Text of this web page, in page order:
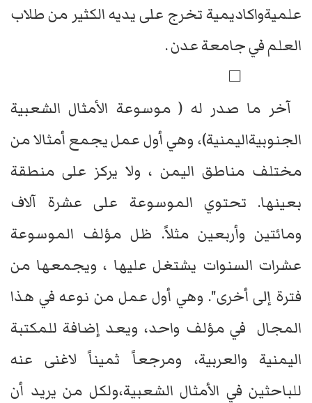
علميةواكاديمية تخرج على يديه الكثير من طلاب
العلم في جامعة عدن .
□
آخر ما صدر له ( موسوعة الأمثال الشعبية
الجنوبيةاليمنية)، وهي أول عمل يجمع أمثالا من
مختلف مناطق اليمن ، ولا يركز على منطقة
بعينها. تحتوي الموسوعة على عشرة آلاف
ومائتين وأربعين مثلاً. ظل مؤلف الموسوعة
عشرات السنوات يشتغل عليها ، ويجمعها من
فترة إلى أخرى". وهي أول عمل من نوعه في هذا
المجال في مؤلف واحد، ويعد إضافة للمكتبة
اليمنية والعربية، ومرجعاً ثميناً لاغنى عنه
للباحثين في الأمثال الشعبية،ولكل من يريد أن